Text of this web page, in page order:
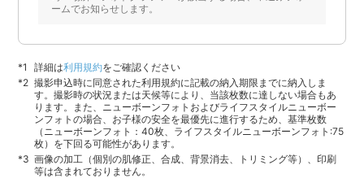
ームでお知らせします。
詳細は利用規約をご確認ください
撮影申込時に同意された利用規約に記載の納入期限までに納入しま
す。撮影時の状況または天候等により、当該枚数に達しない場合もあ
ります。また、ニューボーンフォトおよびライフスタイルニューボー
ンフォトの場合、お子様の安全を最優先に進行するため、基準枚数
（ニューボーンフォト：40枚、ライフスタイルニューボーンフォト:75
枚）を下回る可能性があります。
画像の加工（個別の肌修正、合成、背景消去、トリミング等）、印刷
等は含まれておりません。